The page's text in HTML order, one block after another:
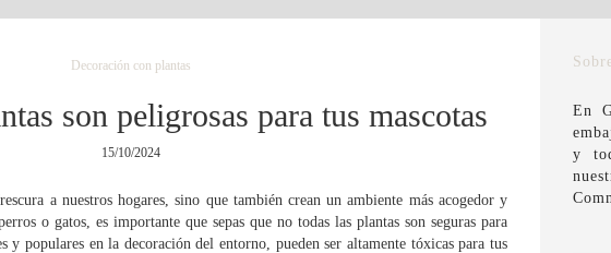
Decoración con plantas
son peligrosas para tus mascotas
15/10/2024
a nuestros hogares, sino que también crean un ambiente más acogedor y
o gatos, es importante que sepas que no todas las plantas son seguras para
y populares en la decoración del entorno, pueden ser altamente tóxicas para tus
En
y